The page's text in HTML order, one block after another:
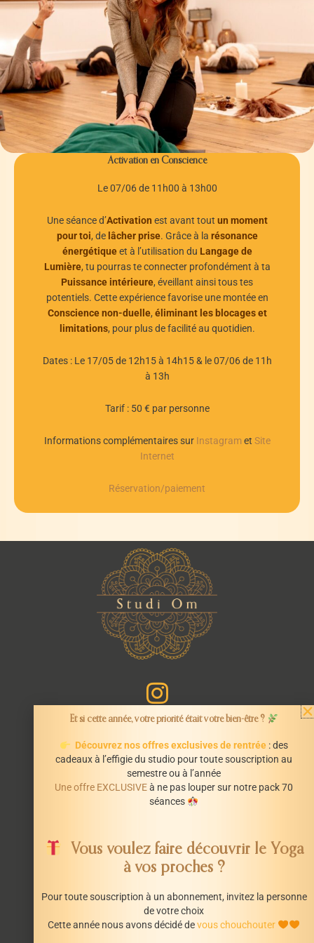
Activation en Conscience
Le 07/06 de 11h00 à 13h00
Une séance d’Activation est avant tout un moment
pour toi, de lâcher prise. Grâce à la résonance
énergétiqueet à l’utilisation du Langage de
Lumière, tu pourras te connecter profondément à ta
Puissance intérieure, éveillant ainsi tous tes
potentiels. Cette expérience favorise une montée en
Conscience non-duelle, éliminant les blocages et
limitations, pour plus de facilité au quotidien.
Dates : Le 17/05 de 12h15 à 14h15 & le 07/06 de 11h
à 13h
Tarif : 50 € par personne
Informations complémentaires sur Instagramet Site
Internet
Réservation/paiement
INFORMATIONS
Mentions légales
STUDI’OM
66 Avenue de La République
44600 Saint-Nazaire
studiom.saintnazaire@gmail.com
0685154279
Et si cette année, votre priorité était votre bien-être ?
Découvrez nos offres exclusives de rentrée: des
cadeaux à l’effigie du studio pour toute souscription au
semestre ou à l’année
Une offre EXCLUSIVEà ne pas louper sur notre pack 70
séances
Vous voulez faire découvrir le Yoga
à vos proches ?
Pour toute souscription à un abonnement, invitez la personne
de votre choix
Cette année nous avons décidé devous chouchouter